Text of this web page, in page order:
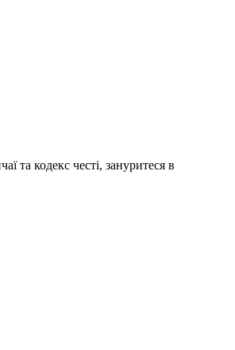
та кодекс честі, зануритеся в